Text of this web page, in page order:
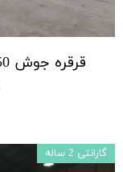
گارانتی 2 ساله